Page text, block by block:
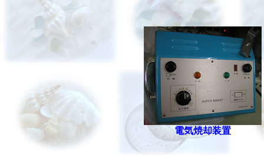
電気焼却装置